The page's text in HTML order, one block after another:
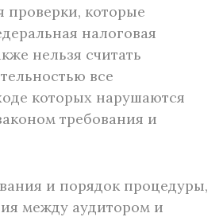
проверки, которые
налоговая
нельзя считать
все
которых нарушаются
требования и
и порядок процедуры,
между аудитором и